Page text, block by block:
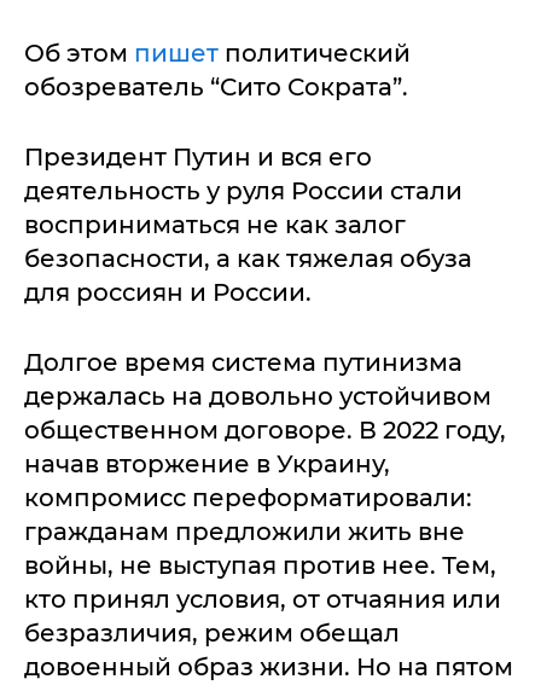
Об этом пишет политический
обозреватель “Сито Сократа”.
Президент Путин и вся его
деятельность у руля России стали
восприниматься не как залог
безопасности, а как тяжелая обуза
для россиян и России.
Долгое время система путинизма
держалась на довольно устойчивом
общественном договоре. В 2022 году,
начав вторжение в Украину,
компромисс переформатировали:
гражданам предложили жить вне
войны, не выступая против нее. Тем,
кто принял условия, от отчаяния или
безразличия, режим обещал
довоенный образ жизни. Но на пятом